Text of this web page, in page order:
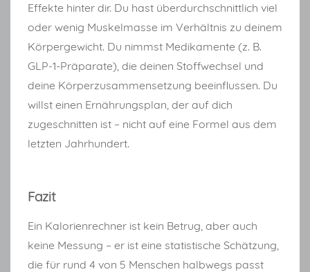
Effekte hinter dir. Du hast überdurchschnittlich viel
oder wenig Muskelmasse im Verhältnis zu deinem
Körpergewicht. Du nimmst Medikamente (z. B.
GLP-1-Präparate), die deinen Stoffwechsel und
deine Körperzusammensetzung beeinflussen. Du
willst einen Ernährungsplan, der auf dich
zugeschnitten ist – nicht auf eine Formel aus dem
letzten Jahrhundert.
Fazit
Ein Kalorienrechner ist kein Betrug, aber auch
keine Messung – er ist eine statistische Schätzung,
die für rund 4 von 5 Menschen halbwegs passt